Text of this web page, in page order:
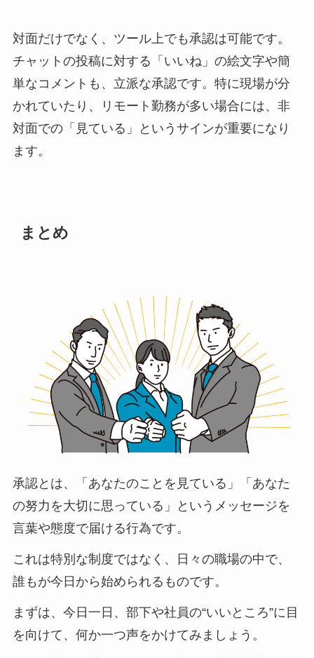
対面だけでなく、ツール上でも承認は可能です。
チャットの投稿に対する「いいね」の絵文字や簡
単なコメントも、立派な承認です。特に現場が分
かれていたり、リモート勤務が多い場合には、非
対面での「見ている」というサインが重要になり
ます。
まとめ
承認とは、「あなたのことを見ている」「あなた
の努力を大切に思っている」というメッセージを
言葉や態度で届ける行為です。
これは特別な制度ではなく、日々の職場の中で、
誰もが今日から始められるものです。
まずは、今日一日、部下や社員の“いいところ”に目
を向けて、何か一つ声をかけてみましょう。